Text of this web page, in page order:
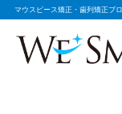
マウスピース矯正・歯列矯正ブ